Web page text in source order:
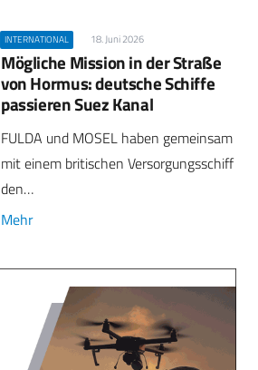
INTERNATIONAL 18. Juni 2026
Mögliche Mission in der Straße
von Hormus: deutsche Schiffe
passieren Suez Kanal
FULDA und MOSEL haben gemeinsam
mit einem britischen Versorgungsschiff
den…
Mehr